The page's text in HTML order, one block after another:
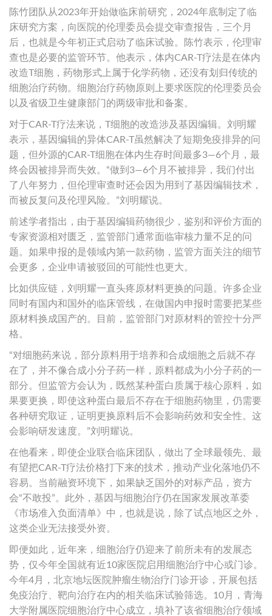
陈竹团队从2023年开始做临床前研究，2024年底制定了临
床研究方案，向医院的伦理委员会提交审查报告，三个月
后，也就是今年初正式启动了临床试验。陈竹表示，伦理审
查也是必要的监管环节。他表示，体内CAR-T疗法是在体内
改造T细胞，药物形式上属于化学药物，还没有划归传统的
细胞治疗药物。细胞治疗药物原则上要求医院的伦理委员会
以及省级卫生健康部门的两级审批和备案。
对于CAR-T疗法来说，T细胞的改造涉及基因编辑。刘明耀
表示，基因编辑的异体CAR-T虽然解决了短期免疫排异的问
题，但外源的CAR-T细胞在体内生存时间最多3—6个月，最
终会因被排异而失效。“做到3—6个月不被排异，我们付出
了八年努力，但伦理审查时还会因为用到了基因编辑技术，
而被反复问及伦理风险。”刘明耀说。
前述学者指出，由于基因编辑药物很少，鉴别和评价方面的
专家资源相对匮乏，监管部门通常面临审核力量不足的问
题。如果申报的是领域内第一款药物，监管方面关注的细节
会更多，企业申请被驳回的可能性也更大。
比如供应链，刘明耀一直头疼原材料更换的问题。许多企业
同时有国内和国外的临床管线，在做国内申报时需要把某些
原材料换成国产的。目前，监管部门对原材料的管控十分严
格。
“对细胞药来说，部分原料用于培养和合成细胞之后就不存
在了，并不像合成小分子药一样，原料都成为小分子药的一
部分。但监管方会认为，既然某种蛋白质属于核心原料，如
果要更换，即使这种蛋白最后不存在于细胞药物里，仍需要
各种研究取证，证明更换原料后不会影响药效和安全性。这
会影响研发速度。”刘明耀说。
在他看来，即使企业联合临床团队，做出了全球最领先、最
有望把CAR-T疗法价格打下来的技术，推动产业化落地仍不
容易。当前融资环境下，如果缺乏国外的对标产品，资方
会“不敢投”。此外，基因与细胞治疗仍在国家发展改革委
《市场准入负面清单》中，也就是说，除了试点地区之外，
这类企业无法接受外资。
即便如此，近年来，细胞治疗仍迎来了前所未有的发展态
势，仅今年全国就有近10家医院启用细胞治疗中心或门诊。
今年4月，北京地坛医院肿瘤生物治疗门诊开诊，开展包括
免疫治疗、靶向治疗在内的相关临床试验筛选。10月，青海
大学附属医院细胞治疗中心成立，填补了该省细胞治疗领域